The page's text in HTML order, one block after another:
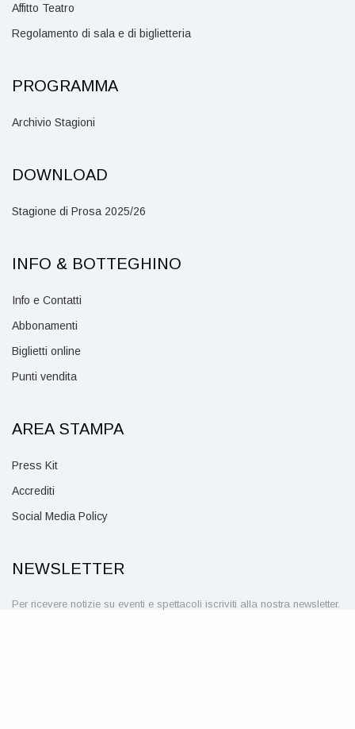
Affitto Teatro
Regolamento di sala e di biglietteria
PROGRAMMA
Archivio Stagioni
DOWNLOAD
Stagione di Prosa 2025/26
INFO & BOTTEGHINO
Info e Contatti
Abbonamenti
Biglietti online
Punti vendita
AREA STAMPA
Press Kit
Accrediti
Social Media Policy
NEWSLETTER
Per ricevere notizie su eventi e spettacoli iscriviti alla nostra newsletter.